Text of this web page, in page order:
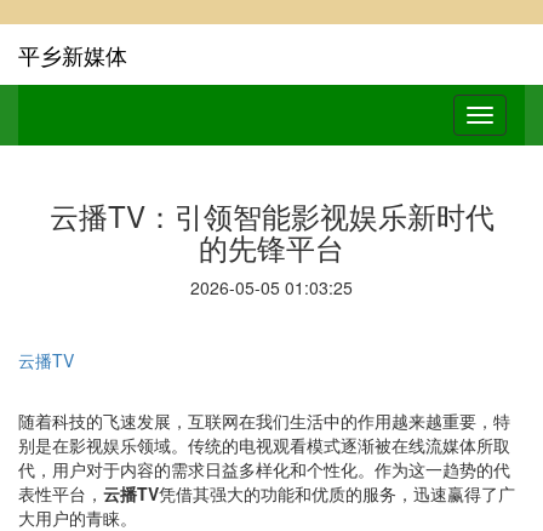
平乡新媒体
云播TV：引领智能影视娱乐新时代
的先锋平台
2026-05-05 01:03:25
云播TV
随着科技的飞速发展，互联网在我们生活中的作用越来越重要，特
别是在影视娱乐领域。传统的电视观看模式逐渐被在线流媒体所取
代，用户对于内容的需求日益多样化和个性化。作为这一趋势的代
表性平台， 云播TV凭借其强大的功能和优质的服务，迅速赢得了广
大用户的青睐。